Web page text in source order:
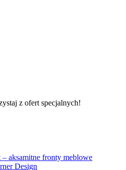
z ofert specjalnych!
aksamitne fronty meblowe
Design